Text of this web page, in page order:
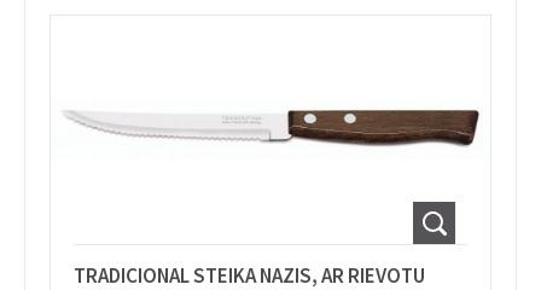
TRADICIONAL STEIKA NAZIS, AR RIEVOTU